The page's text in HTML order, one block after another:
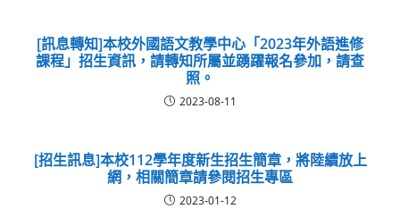
[訊息轉知]本校外國語文教學中心「2023年外語進修
課程」招生資訊，請轉知所屬並踴躍報名參加，請查
照。
2023-08-11
[招生訊息]本校112學年度新生招生簡章，將陸續放上
網，相關簡章請參閱招生專區
2023-01-12